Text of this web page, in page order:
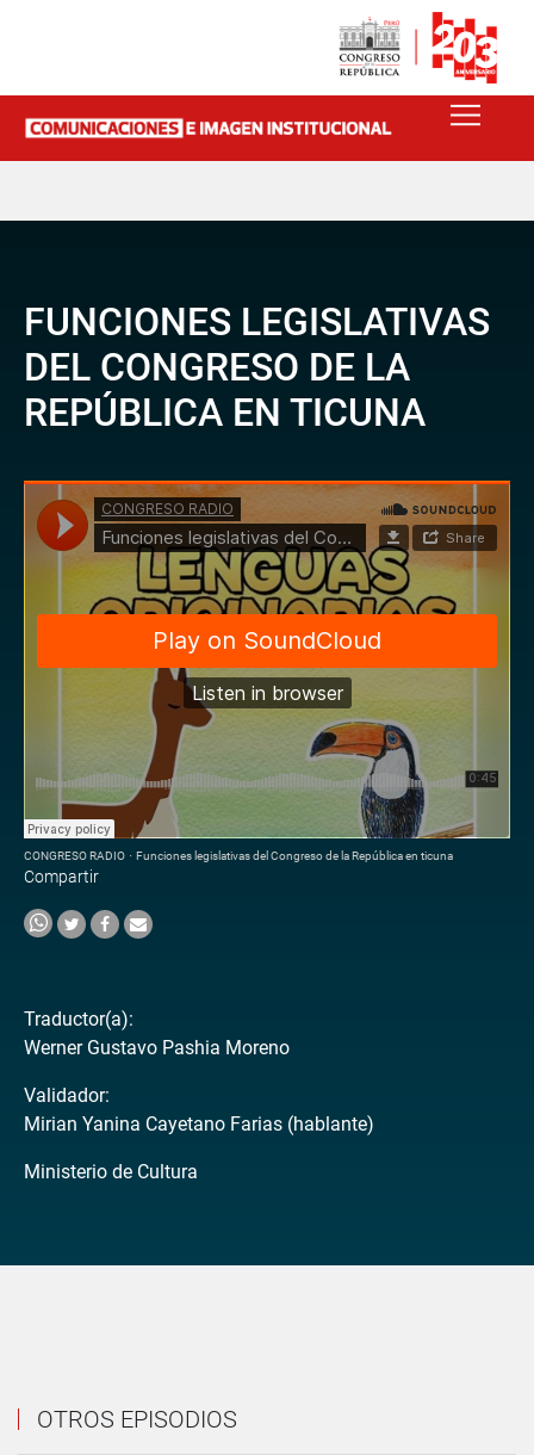
FUNCIONES LEGISLATIVAS
DEL CONGRESO DE LA
REPÚBLICA EN TICUNA
CONGRESO RADIO · Funciones legislativas del Congreso de la República en ticuna
Compartir
Traductor(a):
Werner Gustavo Pashia Moreno
Validador:
Mirian Yanina Cayetano Farias (hablante)
Ministerio de Cultura
OTROS EPISODIOS